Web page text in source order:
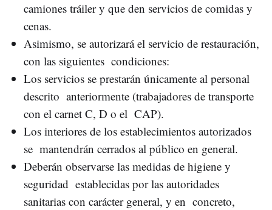
camiones tráiler y que den servicios de comidas y
cenas.
Asimismo, se autorizará el servicio de restauración,
con las siguientes condiciones:
Los servicios se prestarán únicamente al personal
descrito anteriormente (trabajadores de transporte
con el carnet C, D o el CAP).
Los interiores de los establecimientos autorizados
se mantendrán cerrados al público en general.
Deberán observarse las medidas de higiene y
seguridad establecidas por las autoridades
sanitarias con carácter general, y en concreto,